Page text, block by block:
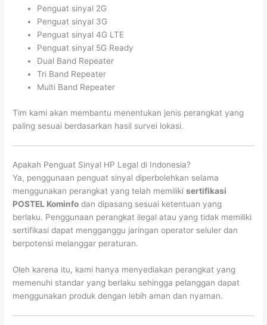
Penguat sinyal 2G
Penguat sinyal 3G
Penguat sinyal 4G LTE
Penguat sinyal 5G Ready
Dual Band Repeater
Tri Band Repeater
Multi Band Repeater
Tim kami akan membantu menentukan jenis perangkat yang
paling sesuai berdasarkan hasil survei lokasi.
Apakah Penguat Sinyal HP Legal di Indonesia?
Ya, penggunaan penguat sinyal diperbolehkan selama
menggunakan perangkat yang telah memilikisertifikasi
POSTEL Kominfo dan dipasang sesuai ketentuan yang
berlaku. Penggunaan perangkat ilegal atau yang tidak memiliki
sertifikasi dapat mengganggu jaringan operator seluler dan
berpotensi melanggar peraturan.
Oleh karena itu, kami hanya menyediakan perangkat yang
memenuhi standar yang berlaku sehingga pelanggan dapat
menggunakan produk dengan lebih aman dan nyaman.